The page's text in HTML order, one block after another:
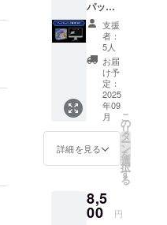
運営が
不適切
と判断
したお
名前は
変更の
お願い
をする
ことが
ありま
業名を
ご記入
くださ
い ・ロ
ゴやバ
ナーな
どの画
像の受
け渡し
につい
プロ
ジェク
送りす
るメー
掲載は
不可 ※
支援
時、必
ず備考
欄に希
望され
るお名
前をご
記入く
※上位掲
載順
ン及び
先着順
は付属
しませ
ん ※配
送先の
指定は
日本国
内のみ
です。
「ホー
ムペー
ジに支
援者と
※掲載期
間：
マット
×1点
555×30
2mm 角
5R ・
ホーム
ページ
に支援
者とし
て掲載
(文字情
報のみ)
ング限
定カー
パック
第1弾
1BOX】
・ブー
スター
パック
第1弾
1BOX
※限定
カード
は付属
しませ
ん ・
ホーム
に支援
者とし
て掲載
支援
者：
5人
お届
け予
定：
2025
年09
月
詳細を見る
こ
の
リ
タ
ー
ン
を
選
択
す
る
8,5
00 円